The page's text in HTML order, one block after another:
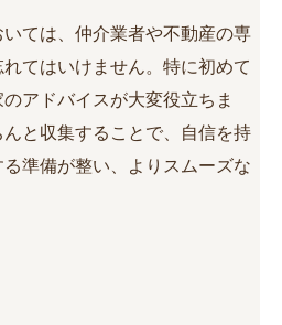
ては、仲介業者や不動産の専
てはいけません。特に初めて
アドバイスが大変役立ちま
と収集することで、自信を持
準備が整い、よりスムーズな